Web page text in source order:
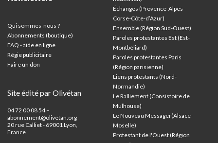
Qui sommes-nous ?
Abonnements (boutique)
FAQ - aide en ligne
Régie publicitaire
Faire un don
Site édité par Olivétan
04 72 00 08 54 –
abonnement@olivetan.org
20 rue Calliet - 69001 Lyon,
France
Échanges (Provence-Alpes-
Corse-Côte-d’Azur)
Ensemble (Région Sud-Ouest)
Paroles protestantes Est (Est-
Montbéliard)
Paroles protestantes Paris
(Région parisienne)
Liens protestants (Nord-
Normandie)
Le Ralliement (Consistoire de
Mulhouse)
Le Nouveau Messager(Alsace-
Moselle)
Protestant de l'Ouest (Région